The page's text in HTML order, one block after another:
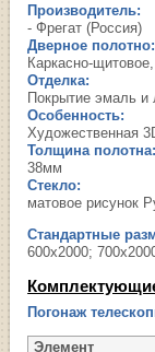
Производитель:
- Фрегат (Россия)
Дверное полотно:
Каркасно-
Отделка:
Покрытие эмаль и
Особенность:
Художественная
Толщина полотна:
38мм
Стекло:
матовое рисунок
Стандартные
600х2000;
Погонаж
Элемент